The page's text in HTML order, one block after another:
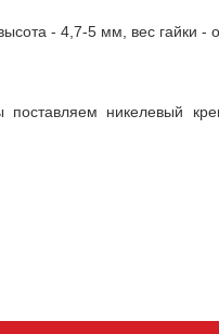
- 4,7-5 мм, вес гайки -
никелевый